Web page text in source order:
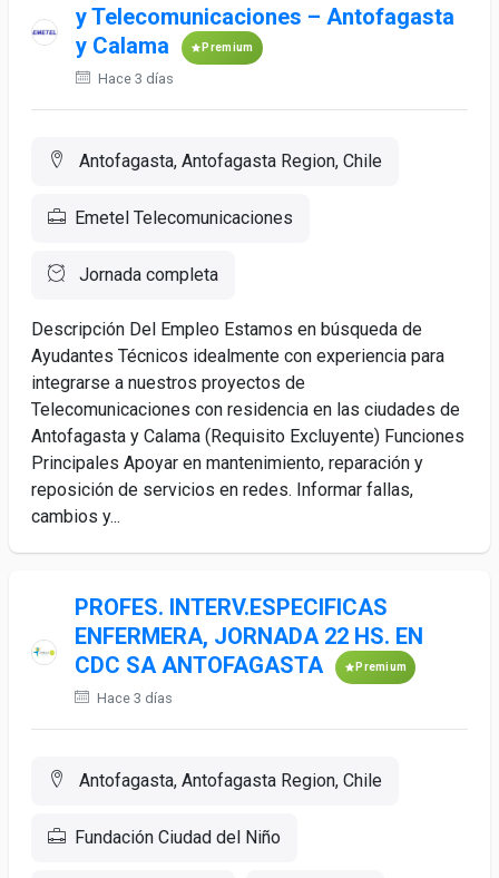
y Telecomunicaciones – Antofagasta
y Calama
Premium
Hace 3 días
Antofagasta, Antofagasta Region, Chile
Emetel Telecomunicaciones
Jornada completa
Descripción Del Empleo Estamos en búsqueda de
Ayudantes Técnicos idealmente con experiencia para
integrarse a nuestros proyectos de
Telecomunicaciones con residencia en las ciudades de
Antofagasta y Calama (Requisito Excluyente) Funciones
Principales Apoyar en mantenimiento, reparación y
reposición de servicios en redes. Informar fallas,
cambios y...
PROFES. INTERV.ESPECIFICAS
ENFERMERA, JORNADA 22 HS. EN
CDC SA ANTOFAGASTA
Premium
Hace 3 días
Antofagasta, Antofagasta Region, Chile
Fundación Ciudad del Niño